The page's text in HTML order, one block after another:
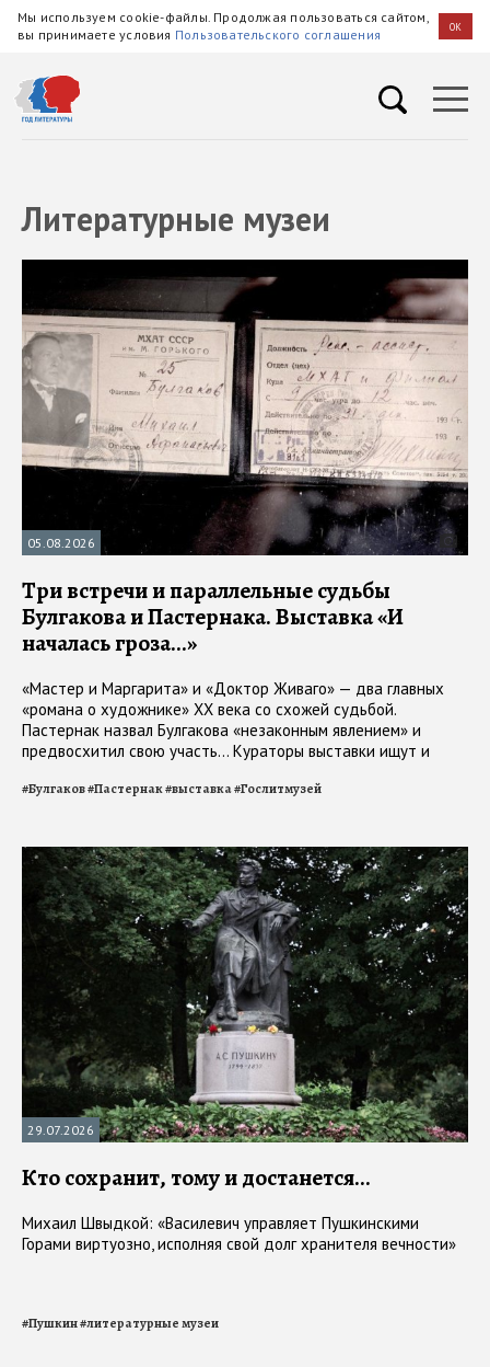
Мы используем cookie-файлы. Продолжая пользоваться сайтом,
вы принимаете условия Пользовательского соглашения OK
Литературные музеи
05.08.2026
Три встречи и параллельные судьбы
Булгакова и Пастернака. Выставка «И
началась гроза...»
«Мастер и Маргарита» и «Доктор Живаго» — два главных
«романа о художнике» ХХ века со схожей судьбой.
Пастернак назвал Булгакова «незаконным явлением» и
предвосхитил свою участь... Кураторы выставки ищут и
#Булгаков#Пастернак#выставка#Гослитмузей
29.07.2026
Кто сохранит, тому и достанется...
Михаил Швыдкой: «Василевич управляет Пушкинскими
Горами виртуозно, исполняя свой долг хранителя вечности»
#Пушкин#литературные музеи